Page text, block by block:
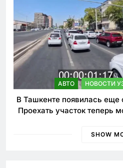
АВТО НОВОСТИ
В Ташкенте появилась еще
Проехать участок теперь
SHOW